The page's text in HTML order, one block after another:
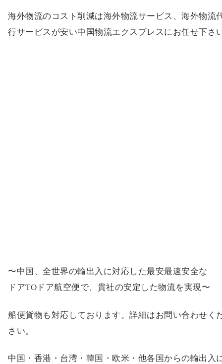
海外物流のコスト削減は海外物流サービス、海外物流
行サービスが安い中国物流エクスプレスにお任せ下さ
〜中国、全世界の輸出入に対応した最安最速安全な
ドアTOドア航空便で、貴社の安定した物流を実現〜
船便貨物も対応しております。詳細はお問い合わせく
さい。
中国・香港・台湾・韓国・欧米・他各国からの輸出入